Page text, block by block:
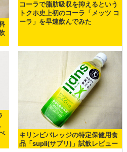
コーラで脂肪吸収を抑えるという
トクホ史上初のコーラ「メッツ コ
ーラ」を早速飲んでみた
キリンビバレッジの特定保健用食
品「supli(サプリ)」試飲レビュー